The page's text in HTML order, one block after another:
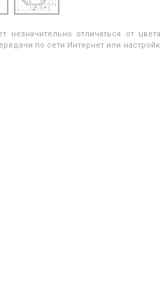
незначительно отличаться от
по сети Интернет или